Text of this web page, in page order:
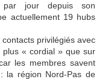
par jour depuis son
actuellement 19 hubs
privilégiés avec
plus « cordial » que sur
les membres savent
la région Nord-Pas de